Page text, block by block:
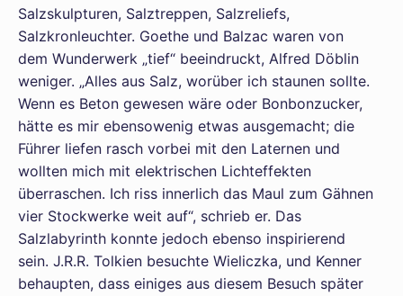
Salzskulpturen, Salztreppen, Salzreliefs,
Salzkronleuchter. Goethe und Balzac waren von
dem Wunderwerk „tief“ beeindruckt, Alfred Döblin
weniger. „Alles aus Salz, worüber ich staunen sollte.
Wenn es Beton gewesen wäre oder Bonbonzucker,
hätte es mir ebensowenig etwas ausgemacht; die
Führer liefen rasch vorbei mit den Laternen und
wollten mich mit elektrischen Lichteffekten
überraschen. Ich riss innerlich das Maul zum Gähnen
vier Stockwerke weit auf“, schrieb er. Das
Salzlabyrinth konnte jedoch ebenso inspirierend
sein. J.R.R. Tolkien besuchte Wieliczka, und Kenner
behaupten, dass einiges aus diesem Besuch später